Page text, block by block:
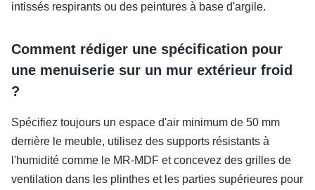
intissés respirants ou des peintures à base d'argile.
Comment rédiger une spécification pour
une menuiserie sur un mur extérieur froid
?
Spécifiez toujours un espace d'air minimum de 50 mm
derrière le meuble, utilisez des supports résistants à
l'humidité comme le MR-MDF et concevez des grilles de
ventilation dans les plinthes et les parties supérieures pour